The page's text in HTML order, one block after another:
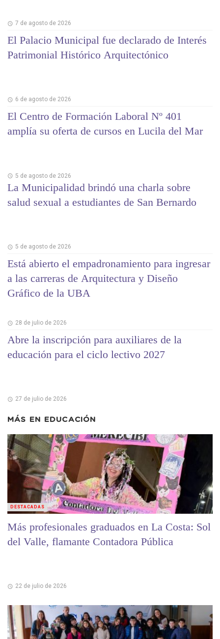
7 de agosto de 2026
El Palacio Municipal fue declarado de Interés
Patrimonial Histórico Arquitectónico
6 de agosto de 2026
El Centro de Formación Laboral Nº 401
amplía su oferta de cursos en Lucila del Mar
5 de agosto de 2026
La Municipalidad brindó una charla sobre
salud sexual a estudiantes de San Bernardo
5 de agosto de 2026
Está abierto el empadronamiento para ingresar
a las carreras de Arquitectura y Diseño
Gráfico de la UBA
28 de julio de 2026
Abre la inscripción para auxiliares de la
educación para el ciclo lectivo 2027
27 de julio de 2026
MÁS EN EDUCACIÓN
Más profesionales graduados en La Costa: Sol
del Valle, flamante Contadora Pública
22 de julio de 2026
DESTACADAS